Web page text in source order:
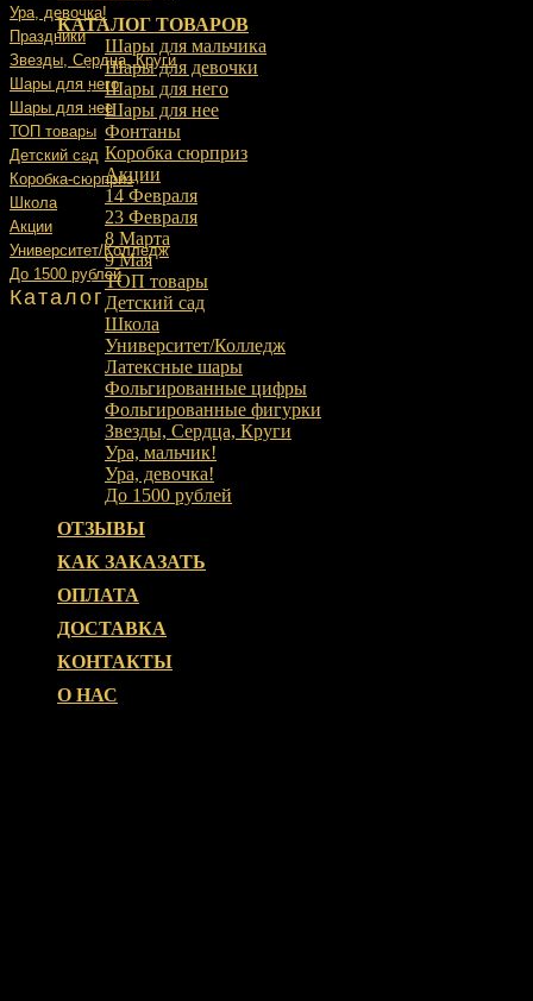
Ура, девочка!
Праздники
Звезды, Сердца, Круги
Шары для него
Шары для нее
ТОП товары
Детский сад
Коробка-сюрприз
Школа
Акции
Университет/Колледж
До 1500 рублей
Каталог
КАТАЛОГ ТОВАРОВ
Шары для мальчика
Шары для девочки
Шары для него
Шары для нее
Фонтаны
Коробка сюрприз
Акции
14 Февраля
23 Февраля
8 Марта
9 Мая
ТОП товары
Детский сад
Школа
Университет/Колледж
Латексные шары
Фольгированные цифры
Фольгированные фигурки
Звезды, Сердца, Круги
Ура, мальчик!
Ура, девочка!
До 1500 рублей
ОТЗЫВЫ
КАК ЗАКАЗАТЬ
ОПЛАТА
ДОСТАВКА
КОНТАКТЫ
О НАС